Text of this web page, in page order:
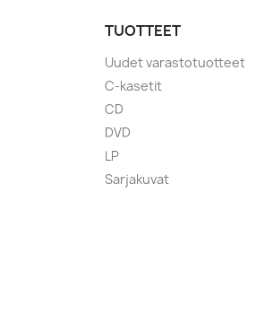
TUOTTEET
Uudet varastotuotteet
C-kasetit
CD
DVD
LP
Sarjakuvat